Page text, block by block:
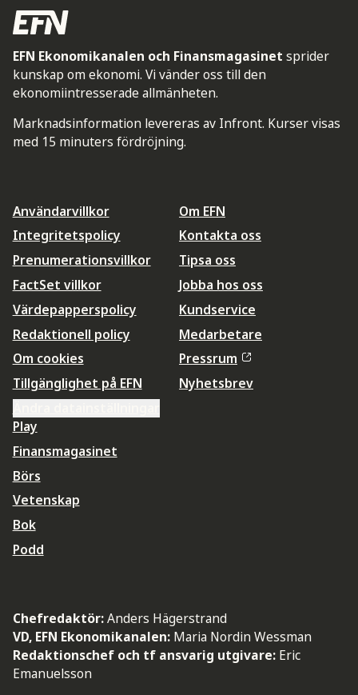
EFN Ekonomikanalen och Finansmagasinet sprider
kunskap om ekonomi. Vi vänder oss till den
ekonomiintresserade allmänheten.
Marknadsinformation levereras av Infront. Kurser visas
med 15 minuters fördröjning.
Användarvillkor
Integritetspolicy
Prenumerationsvillkor
FactSet villkor
Värdepapperspolicy
Redaktionell policy
Om cookies
Tillgänglighet på EFN
Om EFN
Kontakta oss
Tipsa oss
Jobba hos oss
Kundservice
Medarbetare
Pressrum
Nyhetsbrev
Play
Finansmagasinet
Börs
Vetenskap
Bok
Podd
Chefredaktör:Anders Hägerstrand
VD, EFN Ekonomikanalen: Maria Nordin Wessman
Redaktionschef och tf ansvarig utgivare: Eric
Emanuelsson